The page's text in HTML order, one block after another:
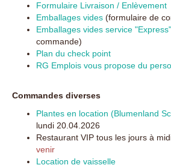
Formulaire Livraison / Enlèvement
Emballages vides (formulaire de
Emballages vides service "Express"
commande)
Plan du check point
RG Emplois vous propose du
Commandes diverses
Plantes en location (Blumenland
lundi 20.04.2026
Restaurant VIP tous les jours à
venir
Location de vaisselle